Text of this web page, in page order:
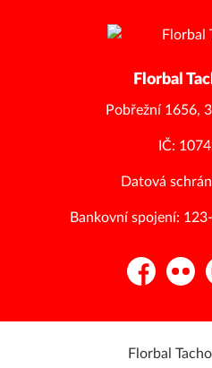
Florbal
Pobřežní 1656,
IČ:
Datová
Bankovní spojení:
FacebookFlickr
Florbal